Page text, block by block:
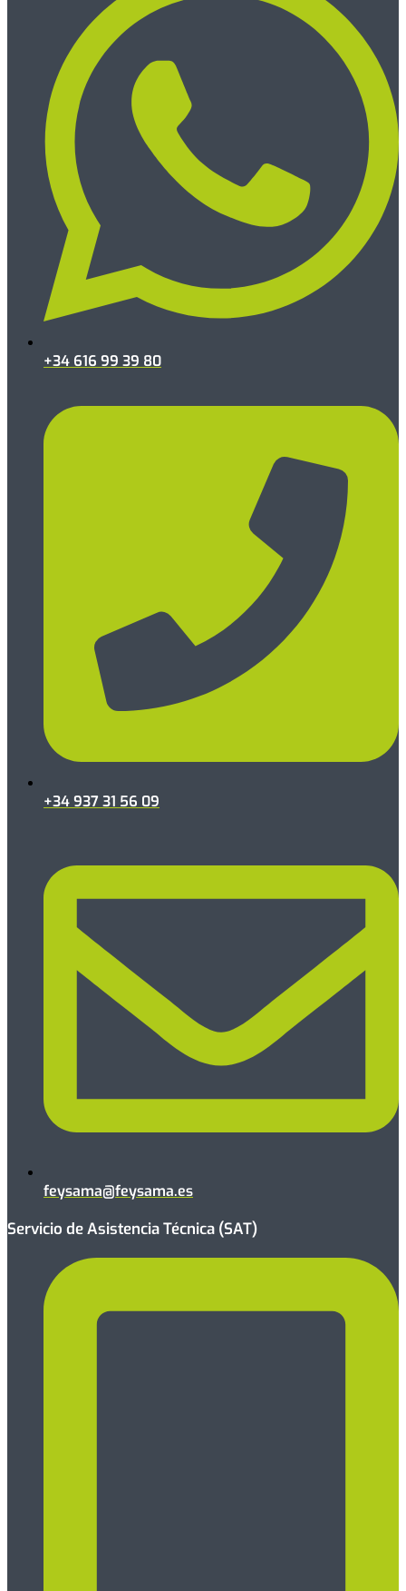
+34 616 99 39 80
+34 937 31 56 09
feysama@feysama.es
Servicio de Asistencia Técnica (SAT)